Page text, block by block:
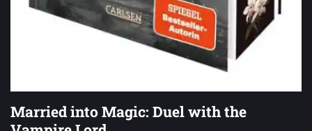
Married into Magic: Duel with the